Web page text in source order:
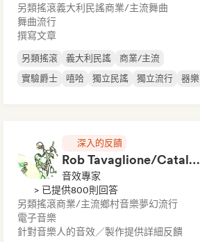
另類搖滾義大利民謠商業/主流舞曲
舞曲流行
撰寫文章
另類搖滾 義大利民謠
商業/主流
實驗爵士
嘻哈 獨立民謠 獨立流行 器樂
深入的反饋
Rob Tavaglione/Catalyst Recording
音效專家
> 已提供800則回答
另類搖滾商業/主流鄉村音樂夢幻流行
電子音樂
針對音樂人的音效／製作提供詳細反饋